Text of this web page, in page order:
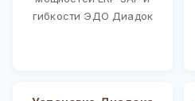
гибкости ЭДО Диадок